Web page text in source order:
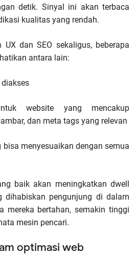
detik. Sinyal ini akan terbaca
kualitas yang rendah.
UX dan SEO sekaligus, beberapa
antara lain:
website yang mencakup
dan meta tags yang relevan
menyesuaikan dengan semua
baik akan meningkatkan dwell
dihabiskan pengunjung di dalam
mereka bertahan, semakin tinggi
mesin pencari.
optimasi web